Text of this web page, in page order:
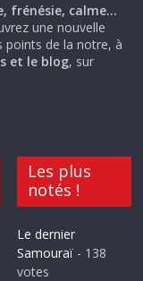
frénésie, calme…
une nouvelle
points de la notre, à
et le blog, sur
Les plus
notés !
Le dernier
Samouraï- 138
votes